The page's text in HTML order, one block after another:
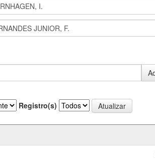
Registro(s)